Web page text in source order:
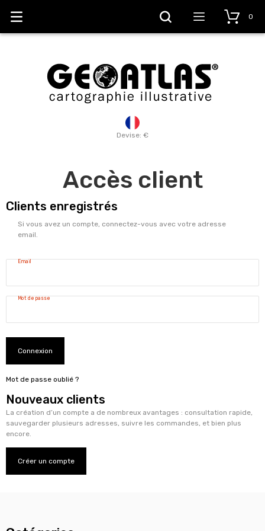
Devise: €
0
Accès client
Clients enregistrés
Si vous avez un compte, connectez-vous avec votre adresse
email.
Email
Mot de passe
Connexion
Mot de passe oublié ?
Nouveaux clients
La création d’un compte a de nombreux avantages : consultation rapide,
sauvegarder plusieurs adresses, suivre les commandes, et bien plus
encore.
Créer un compte